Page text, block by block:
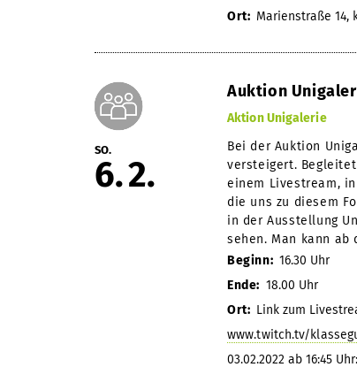
Ort: Marienstraße 14,
SO.
6 2
Auktion
Aktion Unigalerie
Bei der Auktion
versteigert.
einem Livestream,
die uns zu diesem
in der Ausstellung
sehen. Man kann ab
Beginn: 16.30 Uhr
Ende: 18.00 Uhr
Ort: Link zum
www.twitch.tv/
03.02.2022 ab 16:45 Uhr: